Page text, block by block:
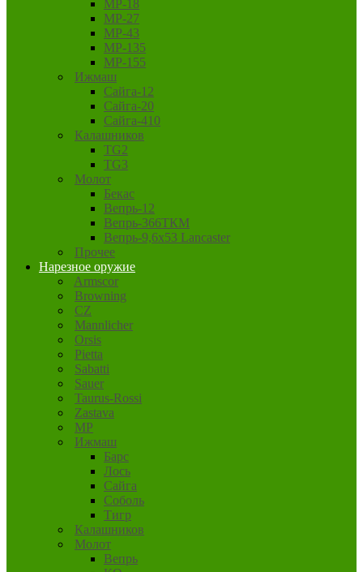
MP-18
MP-27
MP-43
MP-135
MP-155
Ижмаш
Сайга-12
Сайга-20
Сайга-410
Калашников
TG2
TG3
Молот
Бекас
Вепрь-12
Вепрь-366ТКМ
Вепрь-9,6х53 Lancaster
Прочее
Нарезное оружие
Armscor
Browning
CZ
Mannlicher
Orsis
Pietta
Sabatti
Sauer
Taurus-Rossi
Zastava
MP
Ижмаш
Барс
Лось
Сайга
Соболь
Тигр
Калашников
Молот
Вепрь